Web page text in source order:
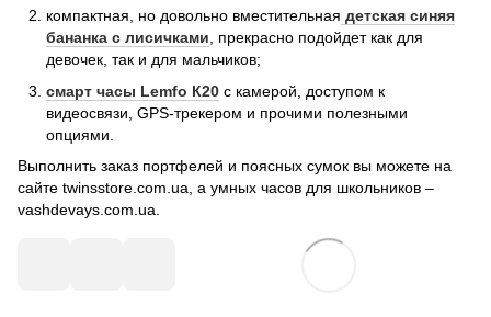
компактная, но довольно вместительная детская синяя
бананка с лисичками, прекрасно подойдет как для
девочек, так и для мальчиков;
смарт часы Lemfo К20 с камерой, доступом к
видеосвязи, GPS-трекером и прочими полезными
опциями.
Выполнить заказ портфелей и поясных сумок вы можете на
сайте twinsstore.com.ua, а умных часов для школьников –
vashdevays.com.ua.